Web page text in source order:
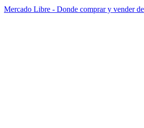
Mercado Libre - Donde comprar y vender